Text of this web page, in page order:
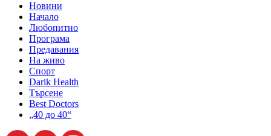
Новини
Начало
Любопитно
Програма
Предавания
На живо
Спорт
Darik Health
Търсене
Best Doctors
„40 до 40“